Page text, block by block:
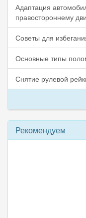
Адаптация
правостороннему
Советы для
Основные типы
Снятие рулевой
Рекомендуем